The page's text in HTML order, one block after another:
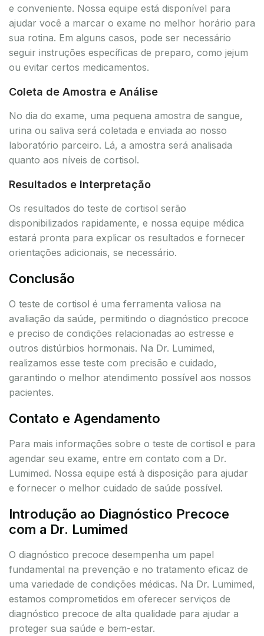
e conveniente. Nossa equipe está disponível para
ajudar você a marcar o exame no melhor horário para
sua rotina. Em alguns casos, pode ser necessário
seguir instruções específicas de preparo, como jejum
ou evitar certos medicamentos.
Coleta de Amostra e Análise
No dia do exame, uma pequena amostra de sangue,
urina ou saliva será coletada e enviada ao nosso
laboratório parceiro. Lá, a amostra será analisada
quanto aos níveis de cortisol.
Resultados e Interpretação
Os resultados do teste de cortisol serão
disponibilizados rapidamente, e nossa equipe médica
estará pronta para explicar os resultados e fornecer
orientações adicionais, se necessário.
Conclusão
O teste de cortisol é uma ferramenta valiosa na
avaliação da saúde, permitindo o diagnóstico precoce
e preciso de condições relacionadas ao estresse e
outros distúrbios hormonais. Na Dr. Lumimed,
realizamos esse teste com precisão e cuidado,
garantindo o melhor atendimento possível aos nossos
pacientes.
Contato e Agendamento
Para mais informações sobre o teste de cortisol e para
agendar seu exame, entre em contato com a Dr.
Lumimed. Nossa equipe está à disposição para ajudar
e fornecer o melhor cuidado de saúde possível.
Introdução ao Diagnóstico Precoce
com a Dr. Lumimed
O diagnóstico precoce desempenha um papel
fundamental na prevenção e no tratamento eficaz de
uma variedade de condições médicas. Na Dr. Lumimed,
estamos comprometidos em oferecer serviços de
diagnóstico precoce de alta qualidade para ajudar a
proteger sua saúde e bem-estar.